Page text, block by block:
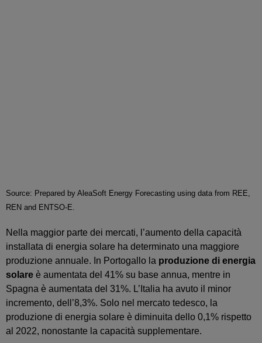
Source: Prepared by AleaSoft Energy Forecasting using data from REE,
REN and ENTSO-E.
Nella maggior parte dei mercati, l’aumento della capacità
installata di energia solare ha determinato una maggiore
produzione annuale. In Portogallo la produzione di energia
solare è aumentata del 41% su base annua, mentre in
Spagna è aumentata del 31%. L’Italia ha avuto il minor
incremento, dell’8,3%. Solo nel mercato tedesco, la
produzione di energia solare è diminuita dello 0,1% rispetto
al 2022, nonostante la capacità supplementare.